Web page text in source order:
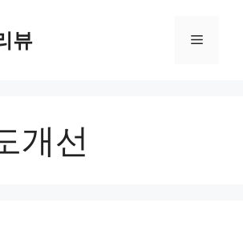
뷰 메
개선